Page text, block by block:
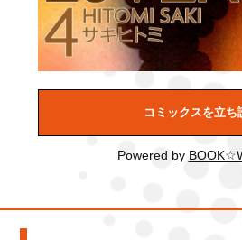
コミックスを立ち
Powered by